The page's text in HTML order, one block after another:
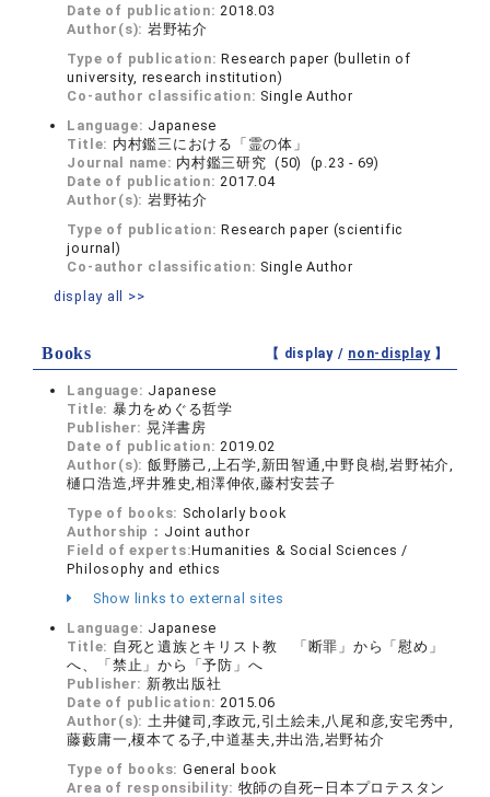
Date of publication:2018.03
Author(s): 岩野祐介
Type of publication:Research paper (bulletin of
university, research institution)
Co-author classification: Single Author
Language: Japanese
Title: 内村鑑三における「霊の体」
Journal name: 内村鑑三研究 (50) (p.23 - 69)
Date of publication:2017.04
Author(s): 岩野祐介
Type of publication:Research paper (scientific
journal)
Co-author classification: Single Author
display all >>
Books 【 display / non-display】
Language: Japanese
Title: 暴力をめぐる哲学
Publisher: 晃洋書房
Date of publication:2019.02
Author(s): 飯野勝己,上石学,新田智通,中野良樹,岩野祐介,
樋口浩造,坪井雅史,相澤伸依,藤村安芸子
Type of books: Scholarly book
Authorship： Joint author
Field of experts:Humanities & Social Sciences /
Philosophy and ethics
Show links to external sites
Language: Japanese
Title: 自死と遺族とキリスト教 「断罪」から「慰め」
へ、「禁止」から「予防」へ
Publisher: 新教出版社
Date of publication:2015.06
Author(s): 土井健司,李政元,引土絵未,八尾和彦,安宅秀中,
藤藪庸一,榎本てる子,中道基夫,井出浩,岩野祐介
Type of books: General book
Area of responsibility: 牧師の自死―日本プロテスタン